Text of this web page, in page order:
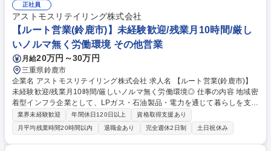
正社員
アストモスリテイリング株式会社
【ルート営業(鈴鹿市)】未経験歓迎/残業月10時間/厳し
いノルマ無く労働環境 その他営業
月給20万円～30万円
三重県鈴鹿市
企業名 アストモスリテイリング株式会社 求人名 【ルート営業(鈴鹿市)】
未経験歓迎/残業月10時間/厳しいノルマ無く労働環境◎ 仕事の内容 地域密
着型インフラ企業として、LPガス・石油製品・電力を通じて暮らしを支え
ています。ルート営業職は既存顧客（個人・法人）への保安業務や機器点
検を中心に担当。数字に追われず顧客に併せてカタログを使った 最新機器
やリフォーム提案も可能です 【詳細】■賃貸物件の入退去時立ち会い、ガ
ス開閉栓作業■ガス機器点検、保安業務■ガスメーター取り外し■最新機器
業界未経験歓迎 年間休日120日以上
資格取得支援あり
月平均残業時間20時間以内
退職金あり 完全週休2日制 土日祝休み